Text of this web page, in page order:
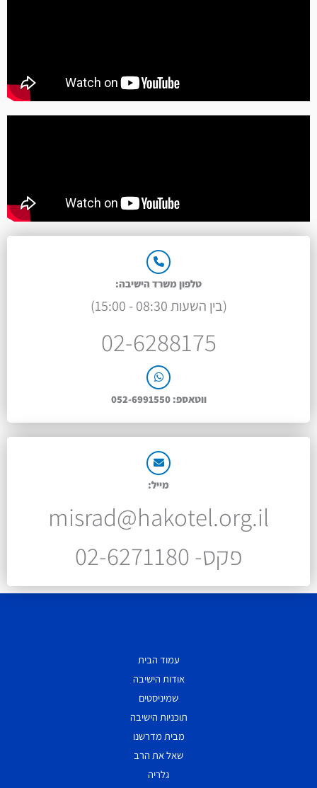
טלפון משרד הישיבה:
(בין השעות 08:30 - 15:00)
02-6288175
ווטאספ: 052-6991550
מייל:
misrad@hakotel.org.il
פקס- 02-6271180
עמוד הבית
אודות הישיבה
שמיניסטים
תוכניות הישיבה
מבית מדרשנו
שאל את הרב
גלריה